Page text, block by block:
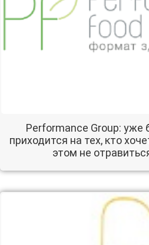
Performance Group: уже
приходится на тех, кто
этом не